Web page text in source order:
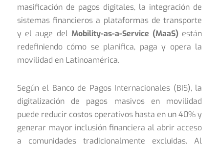
masificación de pagos digitales, la integración de
sistemas financieros a plataformas de transporte
y el auge del Mobility-as-a-Service (MaaS)están
redefiniendo cómo se planifica, paga y opera la
movilidad en Latinoamérica.
Según el Banco de Pagos Internacionales (BIS), la
digitalización de pagos masivos en movilidad
puede reducir costos operativos hasta en un 40% y
generar mayor inclusión financiera al abrir acceso
a comunidades tradicionalmente excluidas. Al